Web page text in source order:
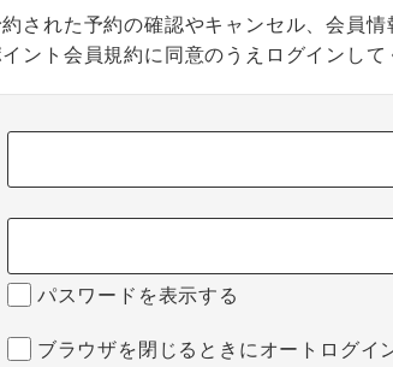
された予約の確認やキャンセル、会員情
ント会員規約に同意のうえログインして
パスワードを表示する
ブラウザを閉じるときにオートログイ